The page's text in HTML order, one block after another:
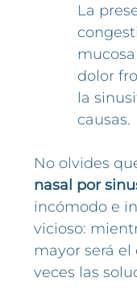
La
dolor
la
causas.
No olvides
nasal por
incómodo e
vicioso:
mayor será el
veces las